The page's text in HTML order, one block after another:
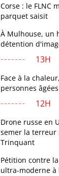
Corse : le FLNC
parquet saisit
À Mulhouse, un
détention
13H
Face à la
personnes âgées
12H
Drone russe en
semer la terreur
Trinquant
Pétition contre
ultra-moderne à